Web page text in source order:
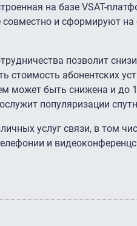
на базе VSAT-
и сформируют
позволит
стоимость абонентских
может быть снижена и
популяризации
услуг связи, в том
и